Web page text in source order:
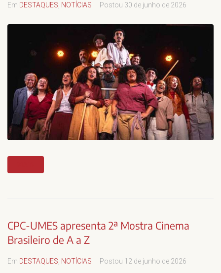
Em DESTAQUES NOTÍCIAS Postou 30 de junho de 2026
CPC-UMES apresenta 2ª Mostra Cinema
Brasileiro de A a Z
Em DESTAQUES NOTÍCIAS Postou 12 de junho de 2026